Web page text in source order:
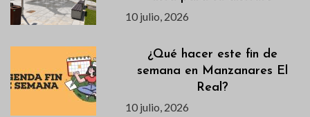
10 julio, 2026
¿Qué hacer este fin de
semana en Manzanares El
Real?
10 julio, 2026